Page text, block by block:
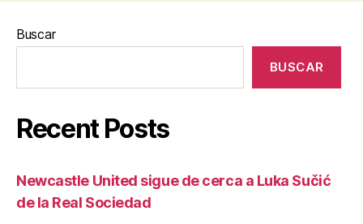
Buscar
BUSCAR
Recent Posts
Newcastle United sigue de cerca a Luka Sučić
de la Real Sociedad